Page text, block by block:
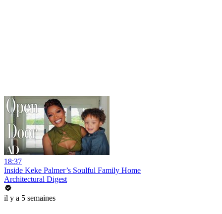
18:37
Inside Keke Palmer’s Soulful Family Home
Architectural Digest
il y a 5 semaines